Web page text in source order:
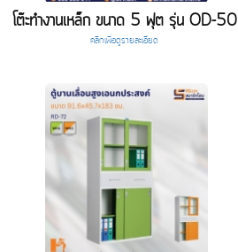
โต๊ะทำงานเหล็ก ขนาด 5 ฟุต รุ่น OD-50
คลิกเพื่อดูรายละเอียด